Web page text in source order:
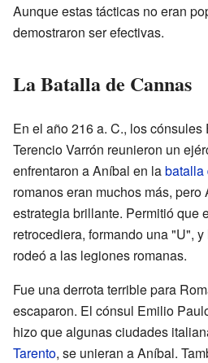
Aunque estas tácticas no eran
demostraron ser efectivas.
La Batalla de Cannas
En el año216 a. C., los
Terencio Varrón reunieron un
enfrentaron a Aníbal en labatalla
romanos eran muchos más,
estrategia brillante. Permitió que
retrocediera, formando una "U",
rodeó a las legiones romanas.
Fue una derrota terrible para
escaparon. El cónsul Emilio
hizo que algunas ciudades
Tarento, se unieran a Aníbal.